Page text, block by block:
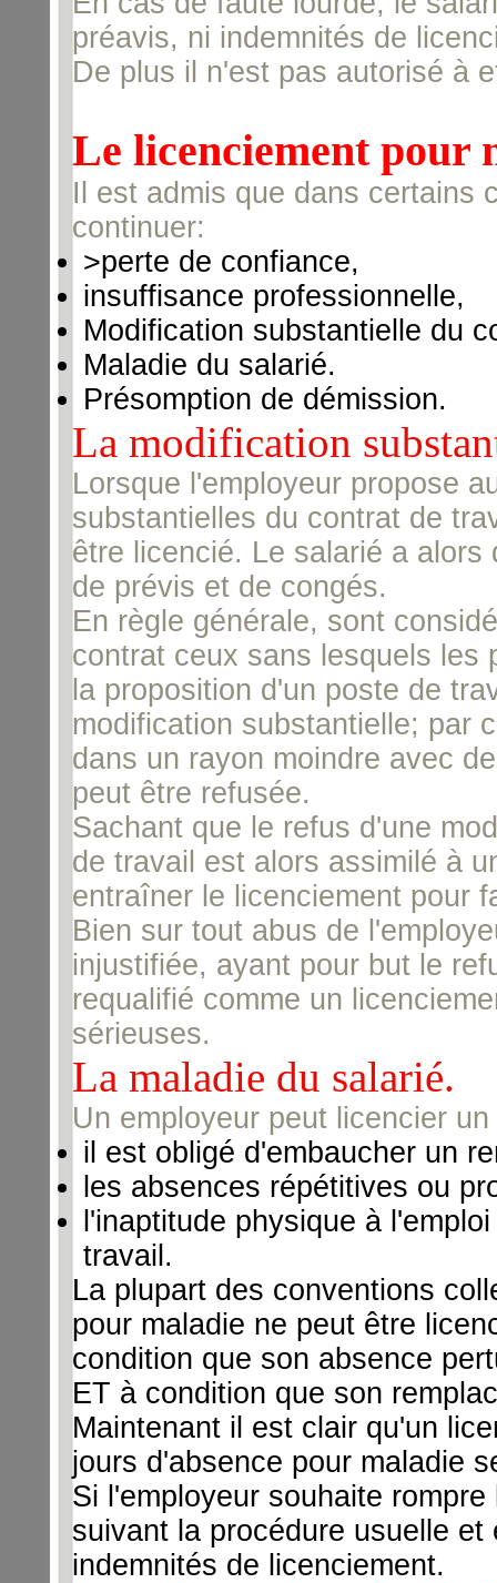
préavis, ni indemnités de
De plus il n'est pas autorisé à
Le licenciement pour
Il est admis que dans certains
continuer:
>perte de confiance,
insuffisance professionnelle,
Modification substantielle du
Maladie du salarié.
Présomption de démission.
La modification
Lorsque l'employeur propose
substantielles du contrat de
être licencié. Le salarié a
de prévis et de congés.
En règle générale, sont
contrat ceux sans lesquels les
la proposition d'un poste de
modification substantielle; par
dans un rayon moindre avec
peut être refusée.
Sachant que le refus d'une
de travail est alors assimilé à
entraîner le licenciement pour
Bien sur tout abus de
injustifiée, ayant pour but le
requalifié comme un
sérieuses.
La maladie du salarié.
Un employeur peut licencier
il est obligé d'embaucher un
les absences répétitives ou
l'inaptitude physique à
travail.
La plupart des conventions
pour maladie ne peut être
condition que son absence
ET à condition que son
Maintenant il est clair qu'un
jours d'absence pour maladie
Si l'employeur souhaite
suivant la procédure usuelle
indemnités de licenciement.